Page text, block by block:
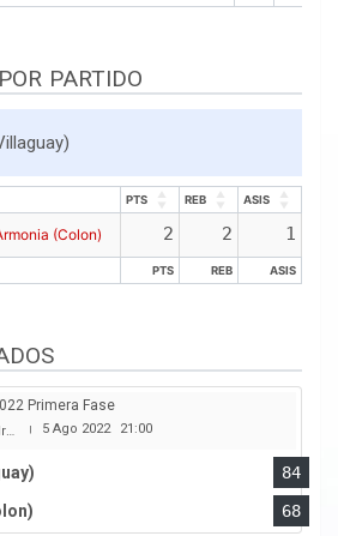
PARTIDO
PTS REB
ASIS
PTS REB ASIS
(Colon) 2 2 1
PTS REB ASIS
Primera Fase
| 5 Ago 2022 21:00
84
68